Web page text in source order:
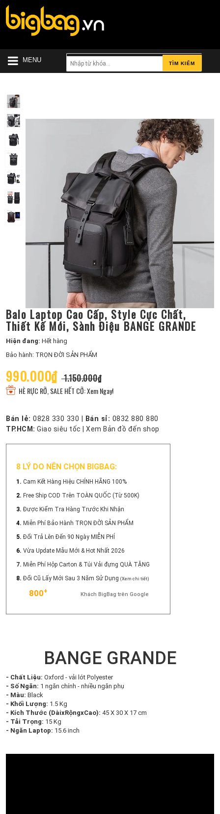
MENU TÌM KIẾM
Balo Laptop Cao Cấp, Style Cực Chất,
Thiết Kế Mới, Sành Điệu BANGE GRANDE
Hiện đang: Hết hàng
Bảo hành: TRỌN ĐỜI SẢN PHẨM
990.000₫ 1.150.000₫
HÈ RỰC RỠ, SALE HẾT CỠ: Xem Ngay!
Bán lẻ: 0828 330 330 Bán sỉ: 0832 880 880
TP.HCM: Giao siêu tốc Xem Bản đồ đến shop
8 LÝ DO NÊN CHỌN BIGBAG:
1. Cam Kết Hàng Hiệu CHÍNH HÃNG 100%
2. Free Ship COD Trên TOÀN QUỐC (Từ 500K)
3. Được Kiểm Tra Hàng Trước Khi Nhận
4. Miễn Phí Bảo Hành TRỌN ĐỜI SẢN PHẨM
5. Đổi Trả Lên Đến 90 Ngày MIỄN PHÍ
6. Vừa Update Mẫu Mới & Hot Nhất 2026
7. Miễn Phí Hộp Carton & Túi Vải đựng QUÀ TẶNG
8. Đổi Cũ Lấy Mới Sau 3 Năm Sử Dụng (Xem chi tiết)
800+ Khách BigBag trên Google
BANGE GRANDE
- Chất Liệu: Oxford - vải lót Polyester
- Số Ngăn: 1 ngăn chính - nhiều ngăn phụ
- Màu: Black
- Khối Lượng: 1.5 Kg
- Kích Thước (DàixRộngxCao): 45 X 30 X 17 cm
- Tải Trọng: 15 Kg
- Ngăn Laptop: 15.6 inch